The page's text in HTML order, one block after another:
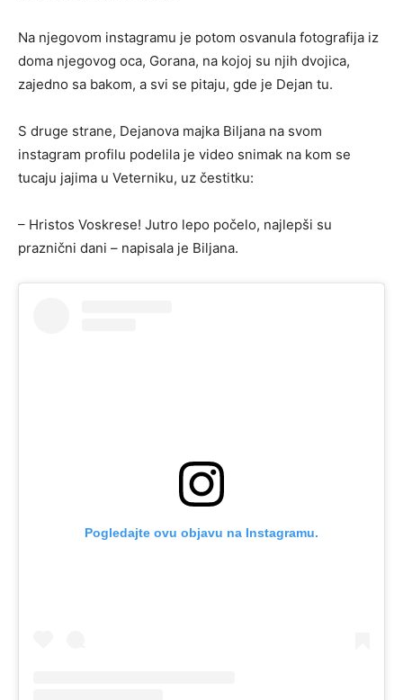
Na njegovom instagramu je potom osvanula fotografija iz
doma njegovog oca, Gorana, na kojoj su njih dvojica,
zajedno sa bakom, a svi se pitaju, gde je Dejan tu.
S druge strane, Dejanova majka Biljana na svom
instagram profilu podelila je video snimak na kom se
tucaju jajima u Veterniku, uz čestitku:
– Hristos Voskrese! Jutro lepo počelo, najlepši su
praznični dani – napisala je Biljana.
Pogledajte ovu objavu na Instagramu.